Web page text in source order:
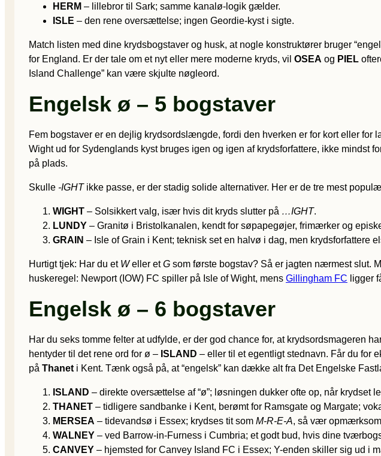
HERM – lillebror til Sark; samme kanalø-logik gælder.
ISLE – den rene oversættelse; ingen Geordie-kyst i sigte.
Match listen med dine krydsbogstaver og husk, at nogle konstruktører bruger
for England. Er der tale om et nyt eller mere moderne kryds, vil OSEA og PIEL
Island Challenge” kan være skjulte nøgleord.
Engelsk ø – 5 bogstaver
Fem bogstaver er en dejlig krydsordslængde, fordi den hverken er for kort eller for
Wight ud for Sydenglands kyst bruges igen og igen af krydsforfattere, ikke mindst
på plads.
Skulle -IGHTikke passe, er der stadig solide alternativer. Her er de tre mest
WIGHT – Solsikkert valg, især hvis dit kryds slutter på …IGHT.
LUNDY – Granitø i Bristolkanalen, kendt for søpapegøjer, frimærker og
GRAIN – Isle of Grain i Kent; teknisk set en halvø i dag, men krydsforfattere
Hurtigt tjek: Har du et Weller etG som første bogstav? Så er jagten nærmest slut.
huske­regel: Newport (IOW) FC spiller på Isle of Wight, mens Gillingham FC ligger
Engelsk ø – 6 bogstaver
Har du seks tomme felter at udfylde, er der god chance for, at krydsordsmageren
hentyder til det rene ord for ø – ISLAND – eller til et egentligt stednavn. Får du for
på Thanet i Kent. Tænk også på, at “engelsk” kan dække alt fra Det Engelske
ISLAND – direkte oversættelse af “ø”; løsningen dukker ofte op, når krydset
THANET – tidligere sandbanke i Kent, berømt for Ramsgate og Margate;
MERSEA – tidevandsø i Essex; krydses tit som M-R-E-A, så vær
WALNEY – ved Barrow-in-Furness i Cumbria; et godt bud, hvis dine
CANVEY – hjemsted for Canvey Island FC i Essex; Y-enden skiller sig ud i